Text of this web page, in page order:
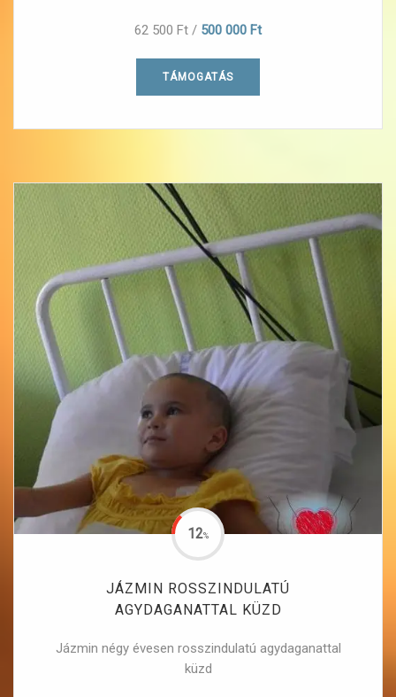
62 500 Ft / 500 000 Ft
TÁMOGATÁS
JÁZMIN ROSSZINDULATÚ
AGYDAGANATTAL KÜZD
Jázmin négy évesen rosszindulatú agydaganattal
küzd
12%